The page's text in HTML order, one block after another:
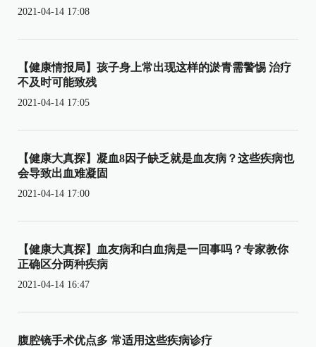
2021-04-14 17:08
【健康情报局】孩子身上常出现这样的淤青需警惕 治疗
不及时可能致残
2021-04-14 17:05
【健康大真探】凝血8因子缺乏就是血友病？这些疾病也
会导致出血难凝固
2021-04-14 17:00
【健康大真探】血友病和白血病是一回事吗？专家教你
正确区分两种疾病
2021-04-14 16:47
腹腔镜手术优点多 常适用这些疾病诊疗